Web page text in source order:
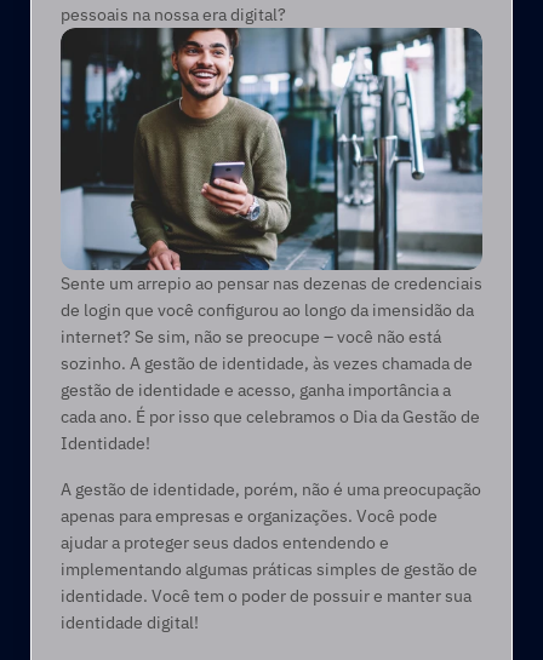
pessoais na nossa era digital?
Sente um arrepio ao pensar nas dezenas de credenciais
de login que você configurou ao longo da imensidão da
internet? Se sim, não se preocupe – você não está
sozinho. A gestão de identidade, às vezes chamada de
gestão de identidade e acesso, ganha importância a
cada ano. É por isso que celebramos o Dia da Gestão de
Identidade!
A gestão de identidade, porém, não é uma preocupação
apenas para empresas e organizações. Você pode
ajudar a proteger seus dados entendendo e
implementando algumas práticas simples de gestão de
identidade. Você tem o poder de possuir e manter sua
identidade digital!